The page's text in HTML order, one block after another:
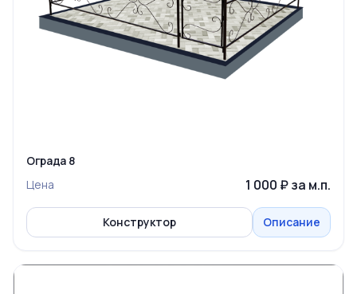
Ограда 8
Цена
1 000 ₽ за м.п.
Конструктор Описание